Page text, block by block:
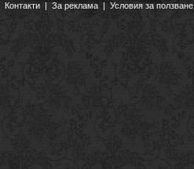
Контакти|За реклама | Условия за ползване